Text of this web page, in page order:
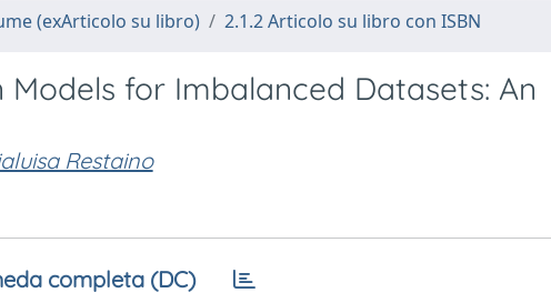
(exArticolo su libro) 2.1.2 Articolo su libro con ISBN
for Imbalanced Datasets: An
Restaino
completa (DC)